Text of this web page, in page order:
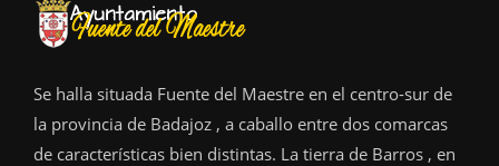
Se halla situada Fuente del Maestre en el centro-sur de
la provincia de Badajoz , a caballo entre dos comarcas
de características bien distintas. La tierra de Barros , en